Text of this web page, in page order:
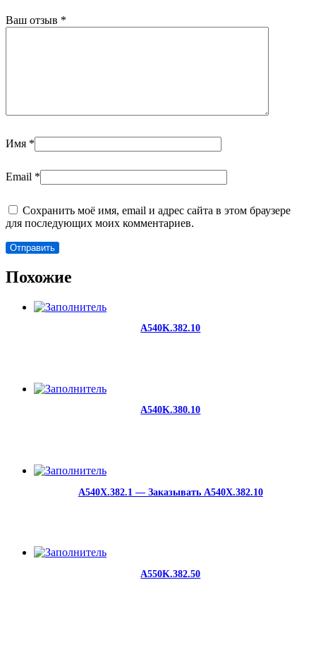
Ваш отзыв *
Имя *
Email *
Сохранить моё имя, email и адрес сайта в этом браузере
для последующих моих комментариев.
Похожие
A540K.382.10
A540K.380.10
A540X.382.1 — Заказывать A540X.382.10
A550K.382.50